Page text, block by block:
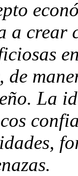
a crear
de
La